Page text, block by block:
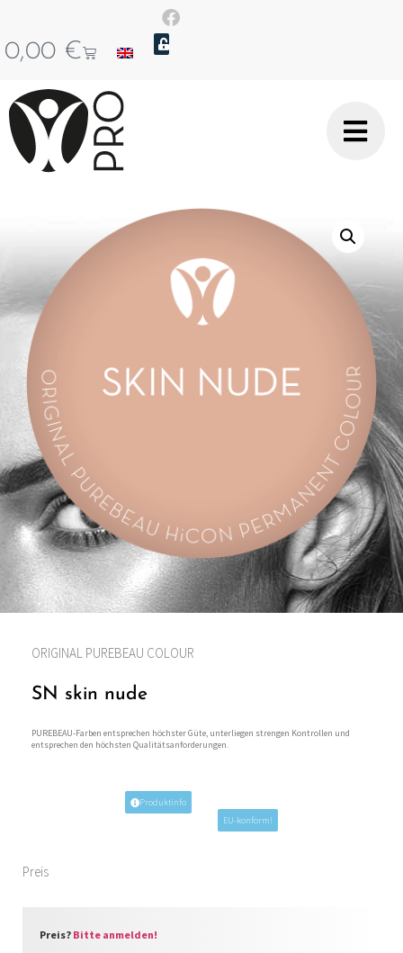
0,00 €
ORIGINAL PUREBEAU COLOUR
SN skin nude
PUREBEAU-Farben entsprechen höchster Güte, unterliegen strengen Kontrollen und
entsprechen den höchsten Qualitätsanforderungen.
Produktinfo
EU-konform!
Preis
Preis? Bitte anmelden!